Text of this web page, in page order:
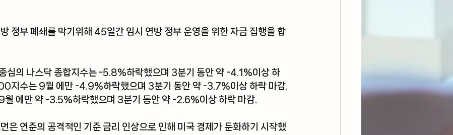
정부 폐쇄를 막기위해 45일간 임시 연방 정부 운영을 위한 자금 집행을 합
심의 나스닥 종합지수는 -5.8%하락했으며 3분기 동안 약 -4.1%이상 하
지수는 9월 에만 -4.9%하락했으며 3분기 동안 약 -3.7%이상 하락 마감.
월 에만 약 -3.5%하락했으며 3분기 동안 약 -2.6%이상 하락 마감.
은 연준의 공격적인 기준 금리 인상으로 인해 미국 경제가 둔화하기 시작했